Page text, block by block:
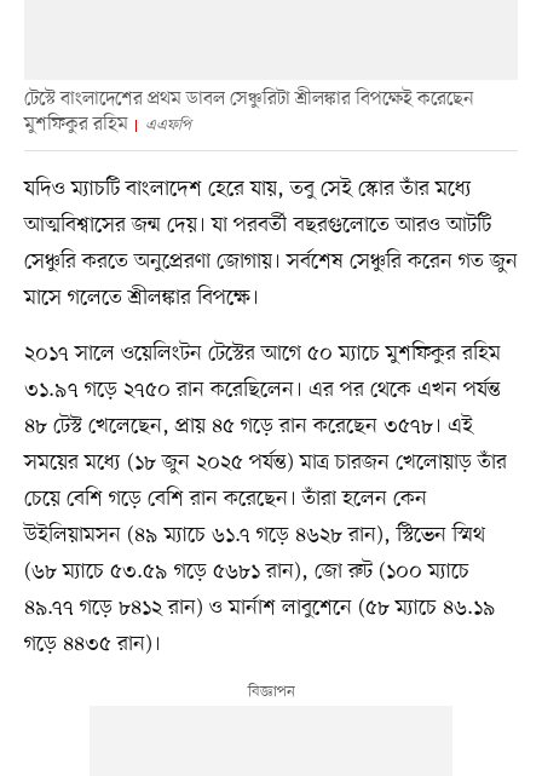
টেস্টে বাংলাদেশের প্রথম ডাবল সেঞ্চুরিটা শ্রীলঙ্কার বিপক্ষেই করেছেন
মুশফিকুর রহিম
এএফপি
যদিও ম্যাচটি বাংলাদেশ হেরে যায়, তবু সেই স্কোর তাঁর মধ্যে
আত্মবিশ্বাসের জন্ম দেয়। যা পরবর্তী বছরগুলোতে আরও আটটি
সেঞ্চুরি করতে অনুপ্রেরণা জোগায়। সর্বশেষ সেঞ্চুরি করেন গত জুন
মাসে গলেতে শ্রীলঙ্কার বিপক্ষে।
২০১৭ সালে ওয়েলিংটন টেস্টের আগে ৫০ ম্যাচে মুশফিকুর রহিম
৩১.৯৭ গড়ে ২৭৫০ রান করেছিলেন। এর পর থেকে এখন পর্যন্ত
৪৮ টেস্ট খেলেছেন, প্রায় ৪৫ গড়ে রান করেছেন ৩৫৭৮। এই
সময়ের মধ্যে (১৮ জুন ২০২৫ পর্যন্ত) মাত্র চারজন খেলোয়াড় তাঁর
চেয়ে বেশি গড়ে বেশি রান করেছেন। তাঁরা হলেন কেন
উইলিয়ামসন (৪৯ ম্যাচে ৬১.৭ গড়ে ৪৬২৮ রান), স্টিভেন স্মিথ
(৬৮ ম্যাচে ৫৩.৫৯ গড়ে ৫৬৮১ রান), জো রুট (১০০ ম্যাচে
৪৯.৭৭ গড়ে ৮৪১২ রান) ও মার্নাশ লাবুশেনে (৫৮ ম্যাচে ৪৬.১৯
গড়ে ৪৪৩৫ রান)।